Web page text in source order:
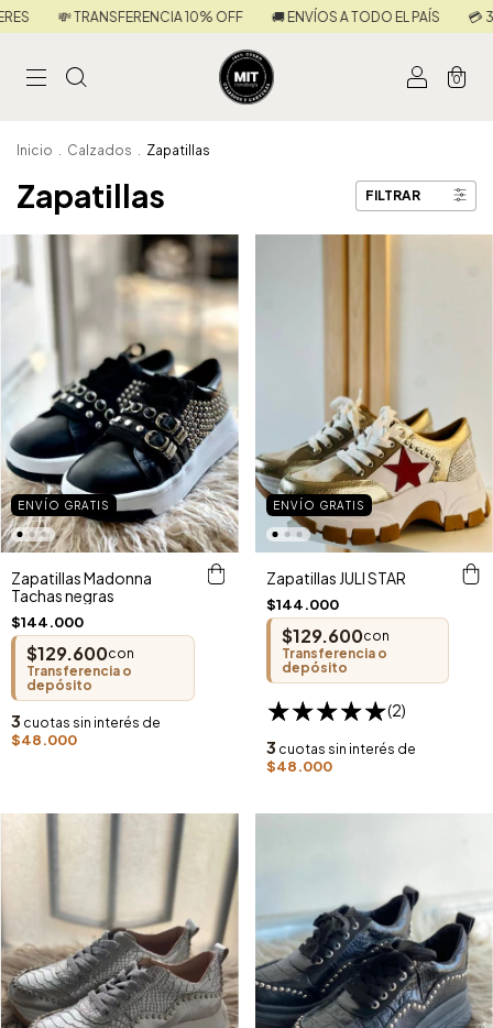
10% OFF 🚚 ENVÍOS A TODO EL PAÍS 💳 3 CUOTAS
0
Inicio . Calzados . Zapatillas
Zapatillas FILTRAR
ENVÍO GRATIS
Zapatillas Madonna
Tachas negras
$144.000
$129.600con
Transferencia o
depósito
3 cuotas sin interés de
$48.000
ENVÍO GRATIS
Zapatillas JULI STAR
$144.000
$129.600con
Transferencia o
depósito
(2)
3 cuotas sin interés de
$48.000